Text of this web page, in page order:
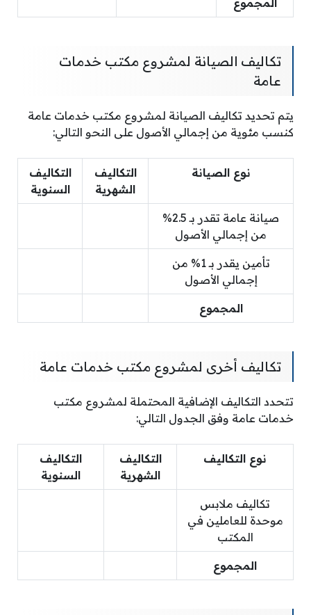
المجموع
تكاليف الصيانة لمشروع مكتب خدمات
عامة
يتم تحديد تكاليف الصيانة لمشروع مكتب خدمات عامة
كنسب مئوية من إجمالي الأصول على النحو التالي:
نوع الصيانة
التكاليف
الشهرية
التكاليف
السنوية
صيانة عامة تقدر بـ 2.5%
من إجمالي الأصول
تأمين يقدر بـ 1% من
إجمالي الأصول
المجموع
تكاليف أخرى لمشروع مكتب خدمات عامة
تتحدد التكاليف الإضافية المحتملة لمشروع مكتب
خدمات عامة وفق الجدول التالي:
نوع التكاليف
التكاليف
الشهرية
التكاليف
السنوية
تكاليف ملابس
موحدة للعاملين في
المكتب
المجموع